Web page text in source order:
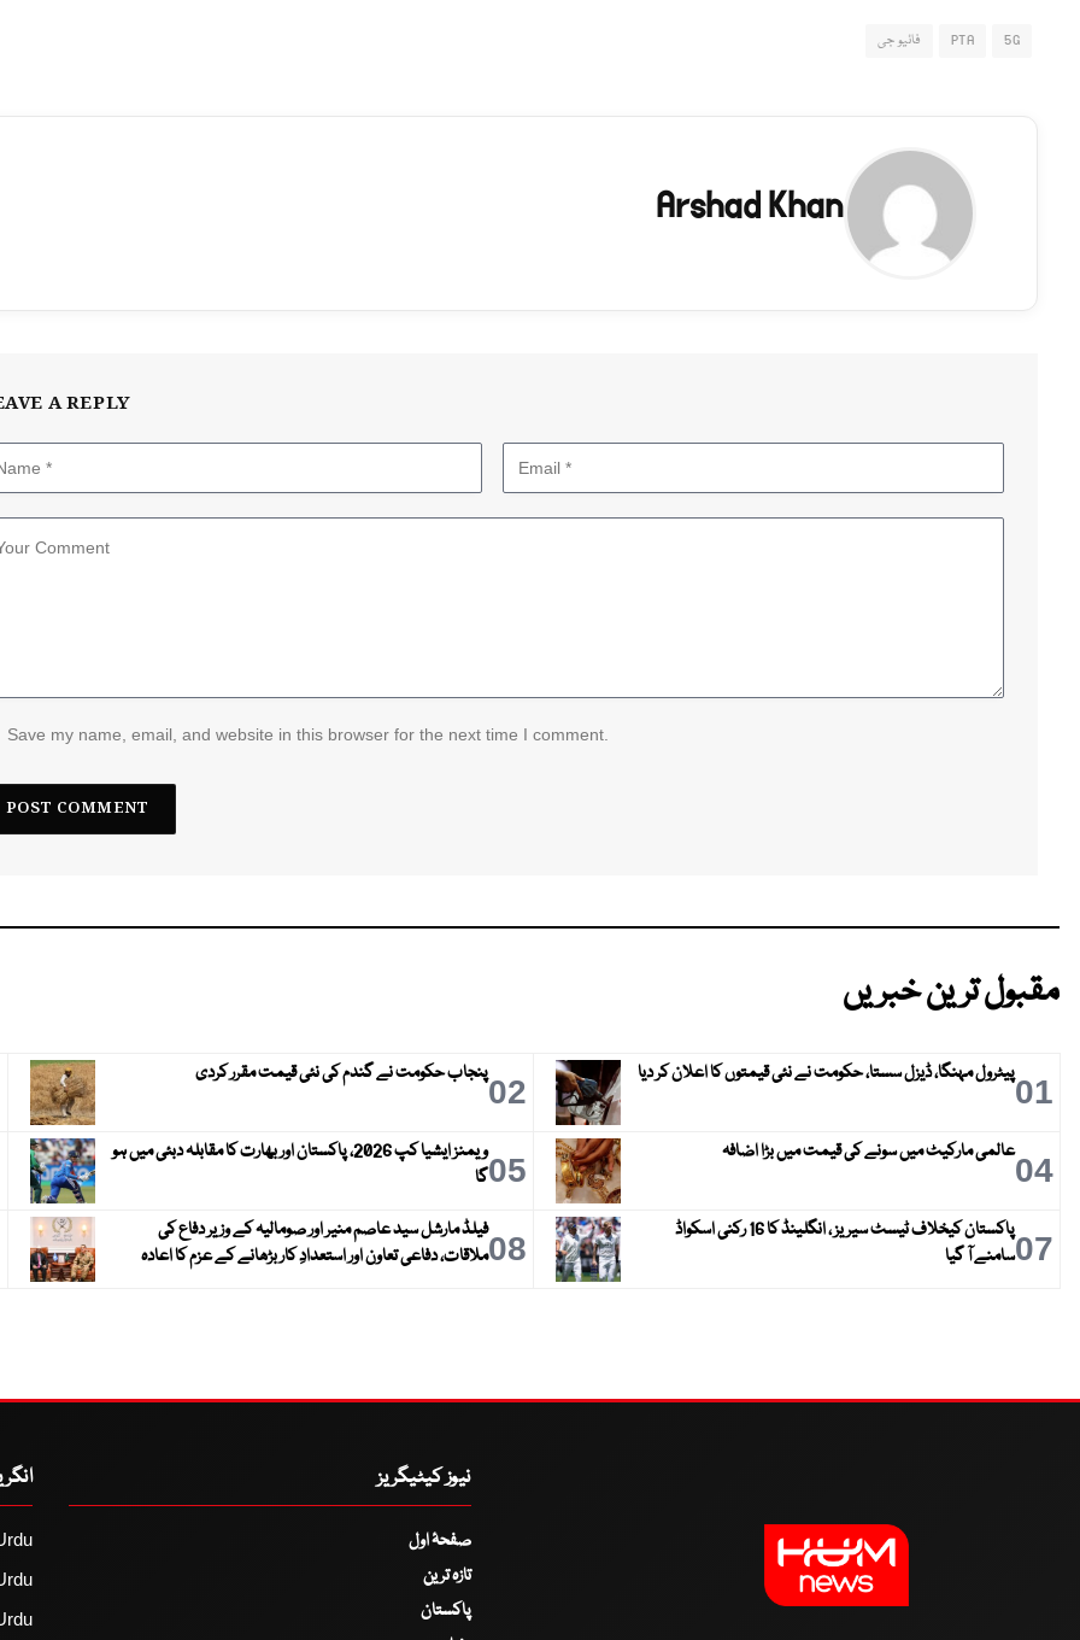
5G
PTA فائیو جی
Arshad Khan
A REPLY
Save my name, email, and website in this browser for the next time I comment.
مقبول ترین خبریں
01پیٹرول مہنگا، ڈیزل سستا، حکومت نے نئی قیمتوں کا اعلان کر دیا 02پنجاب حکومت نے گندم کی نئی قیمت مقرر کردی
04عالمی مارکیٹ میں سونے کی قیمت میں بڑا اضافہ 05
ویمنز ایشیا کپ 2026، پاکستان اور بھارت کا مقابلہ دبئی میں ہو
گا
07
پاکستان کیخلاف ٹیسٹ سیریز ، انگلینڈ کا 16 رکنی اسکواڈ
سامنے آ گیا
08فیلڈ مارشل سید عاصم منیر اور صومالیہ کے وزیر دفاع کی
ملاقات، دفاعی تعاون اور استعدادِ کار بڑھانے کے عزم کا اعادہ
نیوز کیٹیگریز
صفحۂ اول
تازہ ترین
پاکستان